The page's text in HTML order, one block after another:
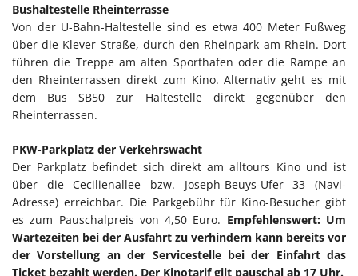
Bushaltestelle Rheinterrasse
Von der U-Bahn-Haltestelle sind es etwa 400 Meter Fußweg
über die Klever Straße, durch den Rheinpark am Rhein. Dort
führen die Treppe am alten Sporthafen oder die Rampe an
den Rheinterrassen direkt zum Kino. Alternativ geht es mit
dem Bus SB50 zur Haltestelle direkt gegenüber den
Rheinterrassen.
PKW-Parkplatz der Verkehrswacht
Der Parkplatz befindet sich direkt am alltours Kino und ist
über die Cecilienallee bzw. Joseph-Beuys-Ufer 33 (Navi-
Adresse) erreichbar. Die Parkgebühr für Kino-Besucher gibt
es zum Pauschalpreis von 4,50 Euro. Empfehlenswert: Um
Wartezeiten bei der Ausfahrt zu verhindern kann bereits vor
der Vorstellung an der Servicestelle bei der Einfahrt das
Ticket bezahlt werden. Der Kinotarif gilt pauschal ab 17 Uhr.